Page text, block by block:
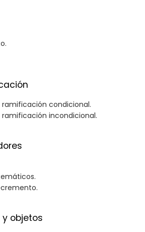
condicional.
incondicional.
y objetos